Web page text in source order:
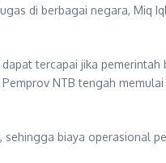
di berbagai negara,
tercapai jika
NTB tengah
sehingga biaya operasional